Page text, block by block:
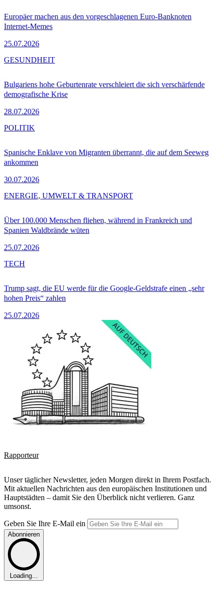
Europäer machen aus den vorgeschlagenen Euro-Banknoten
Internet-Memes
25.07.2026
Bulgariens hohe Geburtenrate verschleiert die sich verschärfende
demografische Krise
28.07.2026
GESUNDHEIT
Spanische Enklave von Migranten überrannt, die auf dem Seeweg
ankommen
30.07.2026
POLITIK
Über 100.000 Menschen fliehen, während in Frankreich und
Spanien Waldbrände wüten
25.07.2026
ENERGIE, UMWELT & TRANSPORT
Trump sagt, die EU werde für die Google-Geldstrafe einen „sehr
hohen Preis“ zahlen
25.07.2026
TECH
Rapporteur
Unser täglicher Newsletter, jeden Morgen direkt in Ihrem Postfach.
Mit aktuellen Nachrichten aus den europäischen Institutionen und
Hauptstädten – damit Sie den Überblick nicht verlieren. Ganz
umsonst.
Geben Sie Ihre E-Mail ein
Abonnieren
Loading...